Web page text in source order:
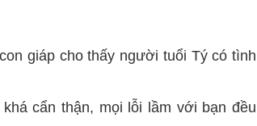
giáp cho thấy người tuổi Tý có tình
cẩn thận, mọi lỗi lầm với bạn đều